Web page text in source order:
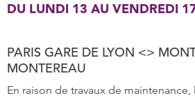
DU LUNDI 13 AU VENDREDI
PARIS GARE DE LYON <>
MONTEREAU
En raison de travaux de